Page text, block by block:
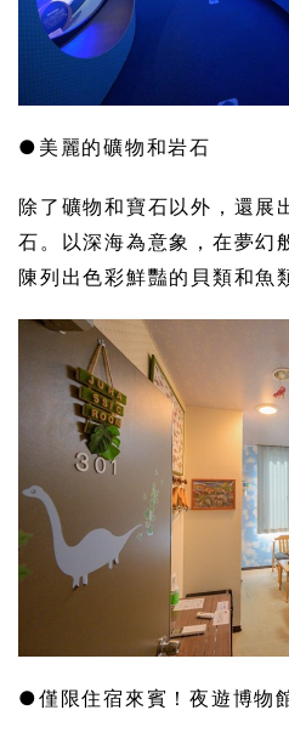
●美麗的礦物和岩石
除了礦物和寶石以外，還展
石。以深海為意象，在夢幻
陳列出色彩鮮豔的貝類和魚
●僅限住宿來賓！夜遊博物